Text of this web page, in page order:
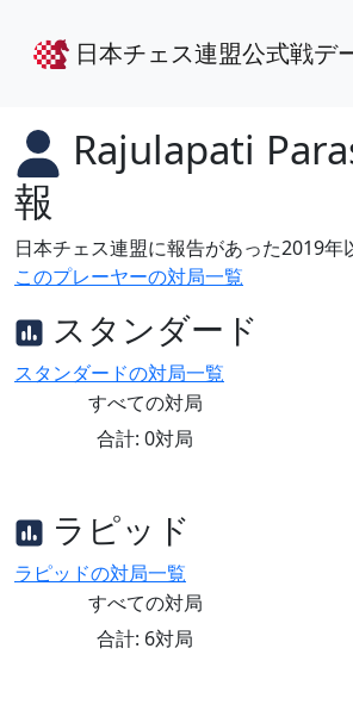
日本チェス連盟公式戦デ
Rajulapati
報
日本チェス連盟に報告があった2019
このプレーヤーの対局一覧
スタンダード
スタンダードの対局一覧
すべての対局
合計: 0対局
ラピッド
ラピッドの対局一覧
すべての対局
合計: 6対局